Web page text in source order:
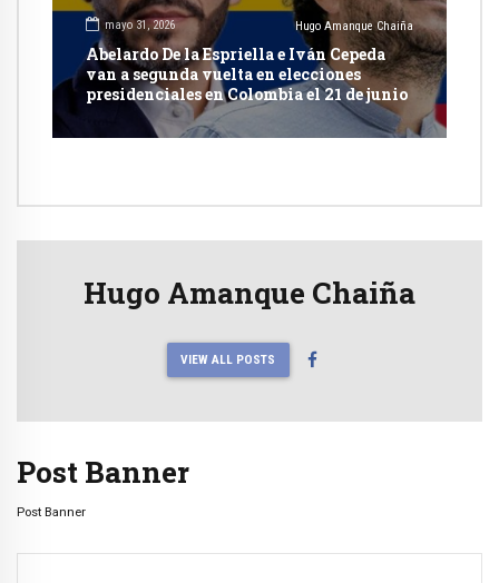
mayo 31, 2026 Hugo Amanque Chaiña
Abelardo De la Espriella e Iván Cepeda
van a segunda vuelta en elecciones
presidenciales en Colombia el 21 de junio
Hugo Amanque Chaiña
VIEW ALL POSTS
Post Banner
Post Banner